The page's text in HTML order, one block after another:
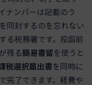
ナンバーは記載のう
を同封するのを忘れない
る税務署です。投函前
残る簡易書留を使うと
税選択届出書を同時に
完了できます。経費や